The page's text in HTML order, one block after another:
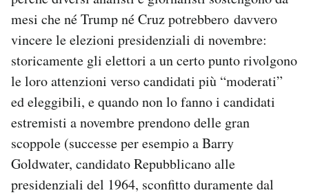
mesi che né Trump né Cruz potrebbero davvero
vincere le elezioni presidenziali di novembre:
storicamente gli elettori a un certo punto rivolgono
le loro attenzioni verso candidati più “moderati”
ed eleggibili, e quando non lo fanno i candidati
estremisti a novembre prendono delle gran
scoppole (successe per esempio a Barry
Goldwater, candidato Repubblicano alle
presidenziali del 1964, sconfitto duramente dal